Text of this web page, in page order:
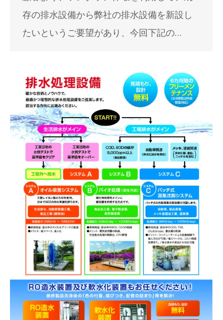
存の排水設備から弊社の排水設備を新設し
たいというご要望があり、今回下記の…